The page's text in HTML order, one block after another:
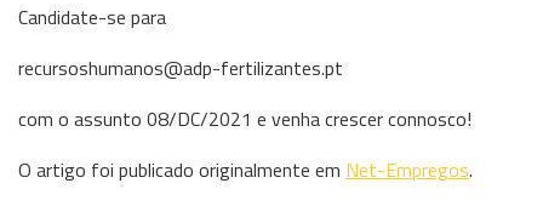
Candidate-se para
recursoshumanos@adp-fertilizantes.pt
com o assunto 08/DC/2021 e venha crescer connosco!
O artigo foi publicado originalmente em Net-Empregos.